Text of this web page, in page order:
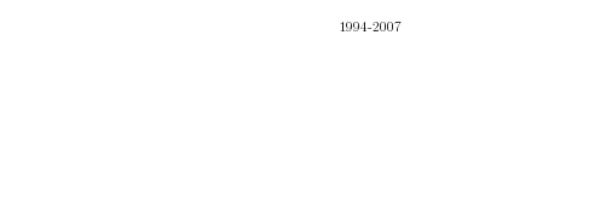
1994-2007